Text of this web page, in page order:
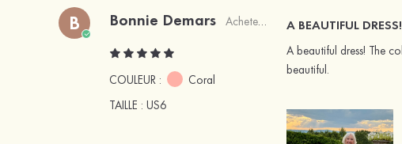
B Bonnie Demars Acheteur vérifié
COULEUR :
Coral
TAILLE : US6
A BEAUTIFUL DRESS!
A beautiful dress! The
beautiful.